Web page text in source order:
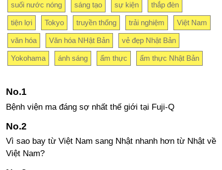
suối nước nóng sáng tạo sự kiện thắp đèn
tiện lợi Tokyo truyền thống trải nghiệm Việt Nam
văn hóa Văn hóa NHật Bản vẻ đẹp Nhật Bản
Yokohama ánh sáng ẩm thực ẩm thực Nhật Bản
Bệnh viện ma đáng sợ nhất thế giới tại Fuji-Q
Vì sao bay từ Việt Nam sang Nhật nhanh hơn từ Nhật về
Việt Nam?